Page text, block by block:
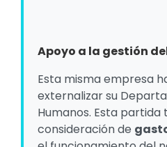
Apoyo a la gestión
Esta misma empresa
externalizar su
Humanos. Esta partida
consideración de